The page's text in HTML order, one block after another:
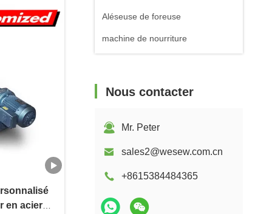
Aléseuse de foreuse
machine de nourriture
Nous contacter
Mr. Peter
sales2@wesew.com.cn
+8615384484365
en acier